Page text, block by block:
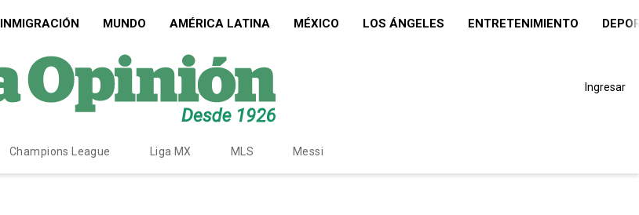
INMIGRACIÓN MUNDO AMÉRICA LATINA MÉXICO LOS ÁNGELES ENTRETENIMIENTO
Ingresar
Champions League Liga MX MLS Messi